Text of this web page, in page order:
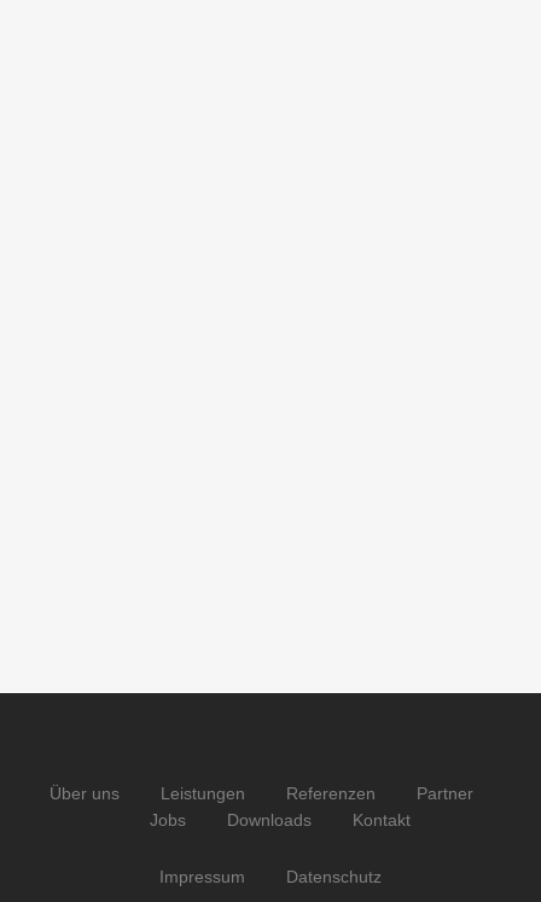
Über uns Leistungen Referenzen
Partner
Jobs
Downloads Kontakt
Impressum Datenschutz